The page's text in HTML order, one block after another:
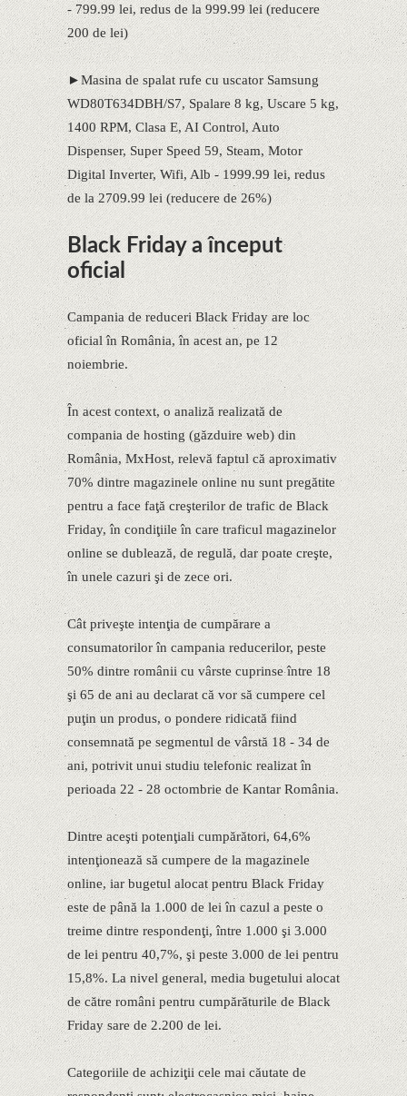
- 799.99 lei, redus de la 999.99 lei (reducere
200 de lei)
►Masina de spalat rufe cu uscator Samsung
WD80T634DBH/S7, Spalare 8 kg, Uscare 5 kg,
1400 RPM, Clasa E, AI Control, Auto
Dispenser, Super Speed 59, Steam, Motor
Digital Inverter, Wifi, Alb - 1999.99 lei, redus
de la 2709.99 lei (reducere de 26%)
Black Friday a început
oficial
Campania de reduceri Black Friday are loc
oficial în România, în acest an, pe 12
noiembrie.
În acest context, o analiză realizată de
compania de hosting (găzduire web) din
România, MxHost, relevă faptul că aproximativ
70% dintre magazinele online nu sunt pregătite
pentru a face faţă creşterilor de trafic de Black
Friday, în condiţiile în care traficul magazinelor
online se dublează, de regulă, dar poate creşte,
în unele cazuri şi de zece ori.
Cât priveşte intenţia de cumpărare a
consumatorilor în campania reducerilor, peste
50% dintre românii cu vârste cuprinse între 18
şi 65 de ani au declarat că vor să cumpere cel
puţin un produs, o pondere ridicată fiind
consemnată pe segmentul de vârstă 18 - 34 de
ani, potrivit unui studiu telefonic realizat în
perioada 22 - 28 octombrie de Kantar România.
Dintre aceşti potenţiali cumpărători, 64,6%
intenţionează să cumpere de la magazinele
online, iar bugetul alocat pentru Black Friday
este de până la 1.000 de lei în cazul a peste o
treime dintre respondenţi, între 1.000 şi 3.000
de lei pentru 40,7%, şi peste 3.000 de lei pentru
15,8%. La nivel general, media bugetului alocat
de către români pentru cumpărăturile de Black
Friday sare de 2.200 de lei.
Categoriile de achiziţii cele mai căutate de